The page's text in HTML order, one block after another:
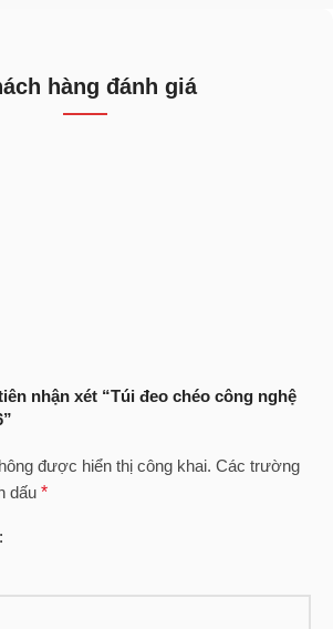
hàng đánh giá
nhận xét “Túi đeo chéo công nghệ
được hiển thị công khai. Các trường
dấu *